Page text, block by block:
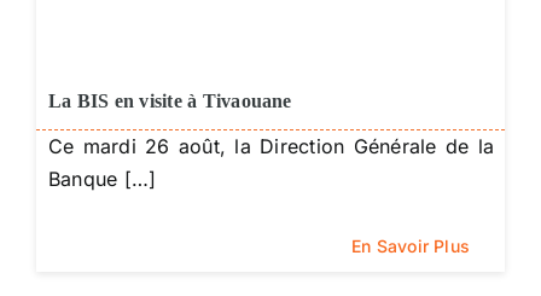
La BIS en visite à Tivaouane
Ce mardi 26 août, la Direction Générale de la
Banque […]
En Savoir Plus